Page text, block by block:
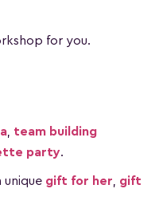
for you.
team building
party.
unique gift for her
gift